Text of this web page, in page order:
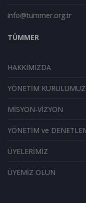
info@tummer.org.tr
TÜMMER
HAKKIMIZDA
YÖNETİM KURULUMUZ
MİSYON-VİZYON
YÖNETİM ve
ÜYELERİMİZ
ÜYEMİZ OLUN